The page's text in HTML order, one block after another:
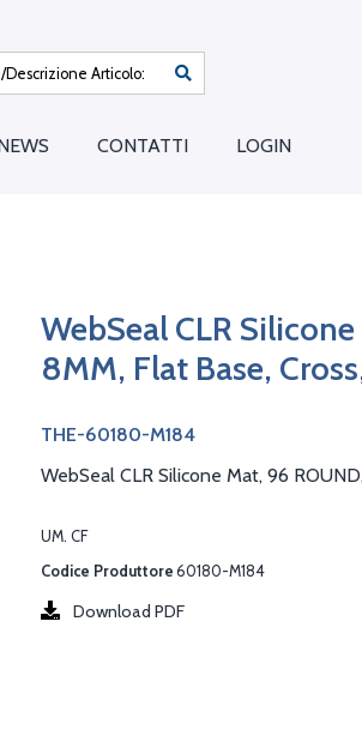
CONTATTI LOGIN
WebSeal CLR
8MM, Flat Base,
THE-60180-M184
WebSeal CLR Silicone Mat, 96
UM. CF
Download PDF
Codice Produttore 60180-M184